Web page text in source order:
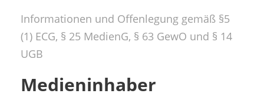
Informationen und Offenlegung gemäß §5
(1) ECG, § 25 MedienG, § 63 GewO und § 14
UGB
Medieninhaber